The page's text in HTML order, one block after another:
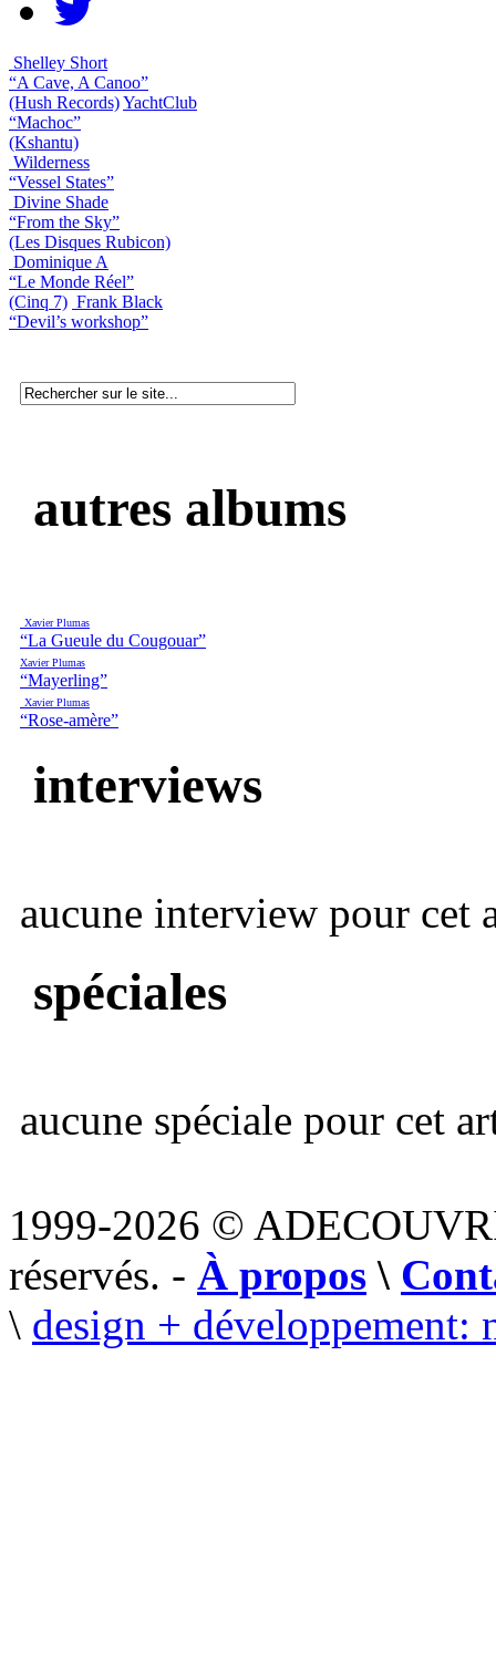
Shelley Short
“A Cave, A Canoo”
(Hush Records)YachtClub
“Machoc”
(Kshantu)
Wilderness
“Vessel States”
Divine Shade
“From the Sky”
(Les Disques Rubicon)
Dominique A
“Le Monde Réel”
(Cinq 7) Frank Black
“Devil’s workshop”
autres albums
Xavier Plumas
“La Gueule du Cougouar”
Xavier Plumas
“Mayerling”
Xavier Plumas
“Rose-amère”
interviews
aucune interview pour cet
spéciales
aucune spéciale pour cet
1999-2026 ©
réservés. - À propos \
\ design + développement: